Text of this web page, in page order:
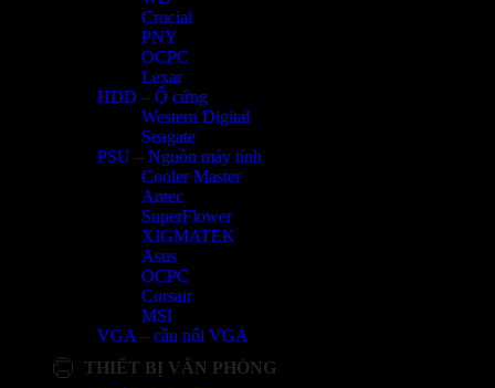
Crucial
PNY
OCPC
Lexar
HDD – Ổ cứng
Western Digital
Seagate
PSU – Nguồn máy tính
Cooler Master
Antec
SuperFlower
XIGMATEK
Asus
OCPC
Corsair
MSI
VGA – cầu nối VGA
THIẾT BỊ VĂN PHÒNG